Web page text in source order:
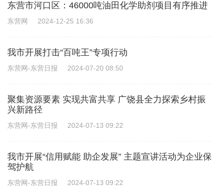
东营市河口区：46000吨油田化学助剂项目有序推进
东营网 2024-12-25 16:36
我市开展打击“百吨王”专项行动
东营网-东营日报 2024-07-20 08:50
聚集资源要素 实现共富共享 广饶县全力探索乡村振
兴新路径
东营网-东营日报 2024-07-13 09:22
我市开展“信用赋能 助企发展” 主题宣讲活动为企业保
驾护航
东营网-东营日报 2024-07-13 09:22